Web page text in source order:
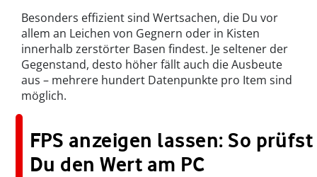
Besonders effizient sind Wertsachen, die Du vor
allem an Leichen von Gegnern oder in Kisten
innerhalb zerstörter Basen findest. Je seltener der
Gegenstand, desto höher fällt auch die Ausbeute
aus – mehrere hundert Datenpunkte pro Item sind
möglich.
FPS anzeigen lassen: So prüfst
Du den Wert am PC